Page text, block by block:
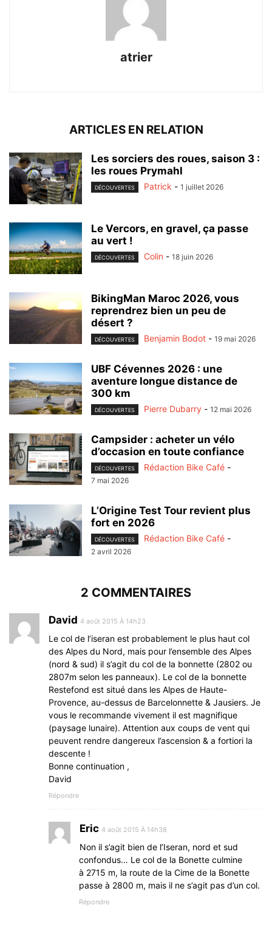
atrier
ARTICLES EN RELATION
Les sorciers des roues, saison 3 :
les roues Prymahl
DÉCOUVERTES Patrick - 1 juillet 2026
Le Vercors, en gravel, ça passe
au vert !
DÉCOUVERTES Colin - 18 juin 2026
BikingMan Maroc 2026, vous
reprendrez bien un peu de
désert ?
DÉCOUVERTES Benjamin Bodot - 19 mai 2026
UBF Cévennes 2026 : une
aventure longue distance de
300 km
DÉCOUVERTES Pierre Dubarry - 12 mai 2026
Campsider : acheter un vélo
d’occasion en toute confiance
DÉCOUVERTES Rédaction Bike Café -
7 mai 2026
L’Origine Test Tour revient plus
fort en 2026
DÉCOUVERTES Rédaction Bike Café -
2 avril 2026
2 COMMENTAIRES
David 4 août 2015 À 14h23
Le col de l’iseran est probablement le plus haut col
des Alpes du Nord, mais pour l’ensemble des Alpes
(nord & sud) il s’agit du col de la bonnette (2802 ou
2807m selon les panneaux). Le col de la bonnette
Restefond est situé dans les Alpes de Haute-
Provence, au-dessus de Barcelonnette & Jausiers. Je
vous le recommande vivement il est magnifique
(paysage lunaire). Attention aux coups de vent qui
peuvent rendre dangereux l’ascension & a fortiori la
descente !
Bonne continuation ,
David
Répondre
Eric 4 août 2015 À 14h38
Non il s’agit bien de l’Iseran, nord et sud
confondus… Le col de la Bonette culmine
à 2715 m, la route de la Cime de la Bonette
passe à 2800 m, mais il ne s’agit pas d’un col.
Répondre